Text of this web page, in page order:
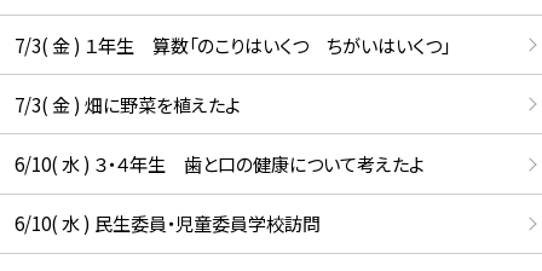
7/3( 金 ) １年生 算数「のこりはいくつ ちがいはいくつ」
7/3( 金 ) 畑に野菜を植えたよ
6/10( 水 ) ３・４年生 歯と口の健康について考えたよ
6/10( 水 ) 民生委員・児童委員学校訪問